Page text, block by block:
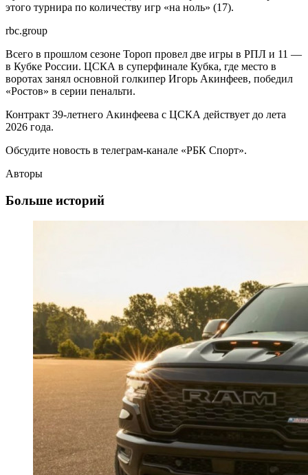
этого турнира по количеству игр «на ноль» (17).
rbc.group
Всего в прошлом сезоне Тороп провел две игры в РПЛ и 11 —
в Кубке России. ЦСКА в суперфинале Кубка, где место в
воротах занял основной голкипер Игорь Акинфеев, победил
«Ростов» в серии пенальти.
Контракт 39-летнего Акинфеева с ЦСКА действует до лета
2026 года.
Обсудите новость в телеграм-канале «РБК Спорт».
Авторы
Больше историй